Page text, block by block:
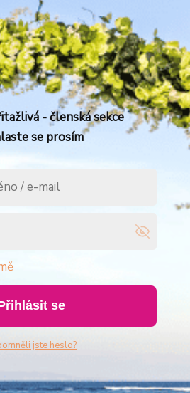
- členská sekce
se prosím
se
jste heslo?